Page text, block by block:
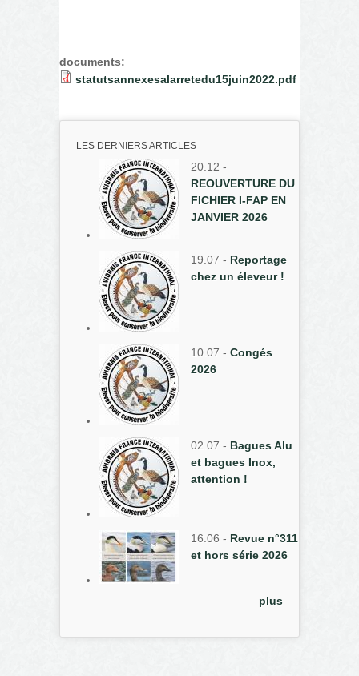
documents:
statutsannexesalarretedu15juin2022.pdf
LES DERNIERS ARTICLES
20.12 -
REOUVERTURE DU
FICHIER I-FAP EN
JANVIER 2026
19.07 - Reportage
chez un éleveur !
10.07 - Congés
2026
02.07 - Bagues Alu
et bagues Inox,
attention !
16.06 - Revue n°311
et hors série 2026
plus